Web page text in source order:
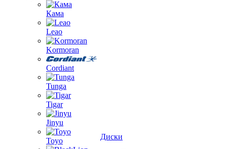
Кама
Leao
Kormoran
Cordiant
Tunga
Tigar
Jinyu
Toyo
Диски